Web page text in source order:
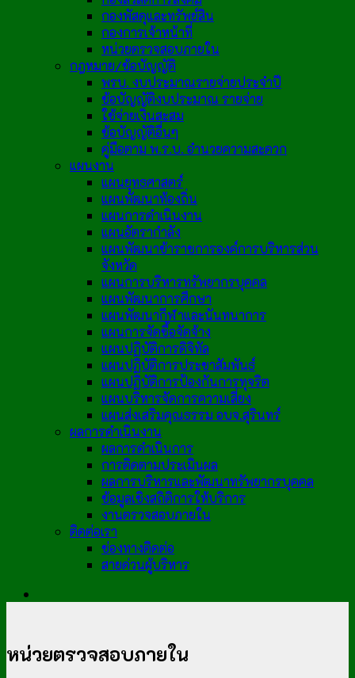
กองพัสดุและทรัพย์สิน
กองการเจ้าหน้าที่
หน่วยตรวจสอบภายใน
กฎหมาย/ข้อบัญญัติ
พรบ. งบประมาณรายจ่ายประจำปี
ข้อบัญญัติงบประมาณ รายจ่าย
ใช้จ่ายเงินสะสม
ข้อบัญญัติอื่นๆ
คู่มือตาม พ.ร.บ. อำนวยความสะดวก
แผนงาน
แผนยุทธศาสตร์
แผนพัฒนาท้องถิ่น
แผนการดำเนินงาน
แผนอัตรากำลัง
แผนพัฒนาข้าราชการองค์การบริหารส่วน
จังหวัด
แผนการบริหารทรัพยากรบุคคล
แผนพัฒนาการศึกษา
แผนพัฒนากีฬาและนันทนาการ
แผนการจัดซื้อจัดจ้าง
แผนปฏิบัติการดิจิทัล
แผนปฏิบัติการประชาสัมพันธ์
แผนปฏิบัติการป้องกันการทุจริต
แผนบริหารจัดการความเสี่ยง
แผนส่งเสริมคุณธรรม อบจ.สุรินทร์
ผลการดำเนินงาน
ผลการดำเนินการ
การติดตามประเมินผล
ผลการบริหารและพัฒนาทรัพยากรบุคคล
ข้อมูลเชิงสถิติการให้บริการ
งานตรวจสอบภายใน
ติดต่อเรา
ช่องทางติดต่อ
สายด่วนผู้บริหาร
หน่วยตรวจสอบภายใน